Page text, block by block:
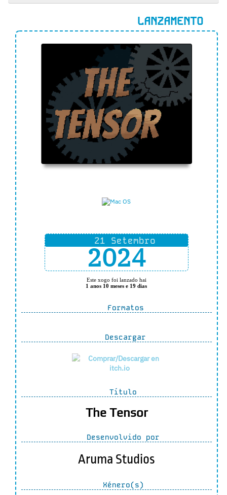
LANZAMENTO
21 Setembro
2024
Este xogo foi lanzado hai
1 anos 10 meses e 19 dias
Formatos
Descargar
Título
The Tensor
Desenvolvido por
Aruma Studios
Xénero(s)